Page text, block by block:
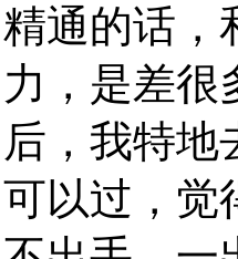
精通的话，
力，是差很
后，我特地
可以过，觉